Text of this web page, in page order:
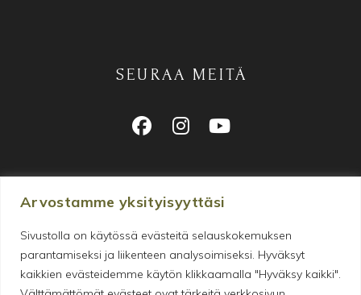
Arvostamme yksityisyyttäsi
Sivustolla on käytössä evästeitä selauskokemuksen
parantamiseksi ja liikenteen analysoimiseksi. Hyväksyt
kaikkien evästeidemme käytön klikkaamalla "Hyväksy kaikki".
SEURAA MEITÄ
Makeanhimon tyydyttämiseen
erikoistunut verkkokauppa